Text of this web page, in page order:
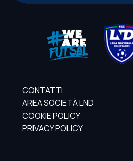
CONTATTI
AREA SOCIETÀ LND
COOKIE POLICY
PRIVACY POLICY